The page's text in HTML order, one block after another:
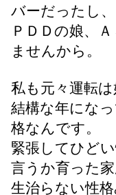
バーだったし、
ＰＤＤの娘、
ませんから。
私も元々運転
結構な年にな
格なんです。
緊張してひど
言うか育った
生治らない性格